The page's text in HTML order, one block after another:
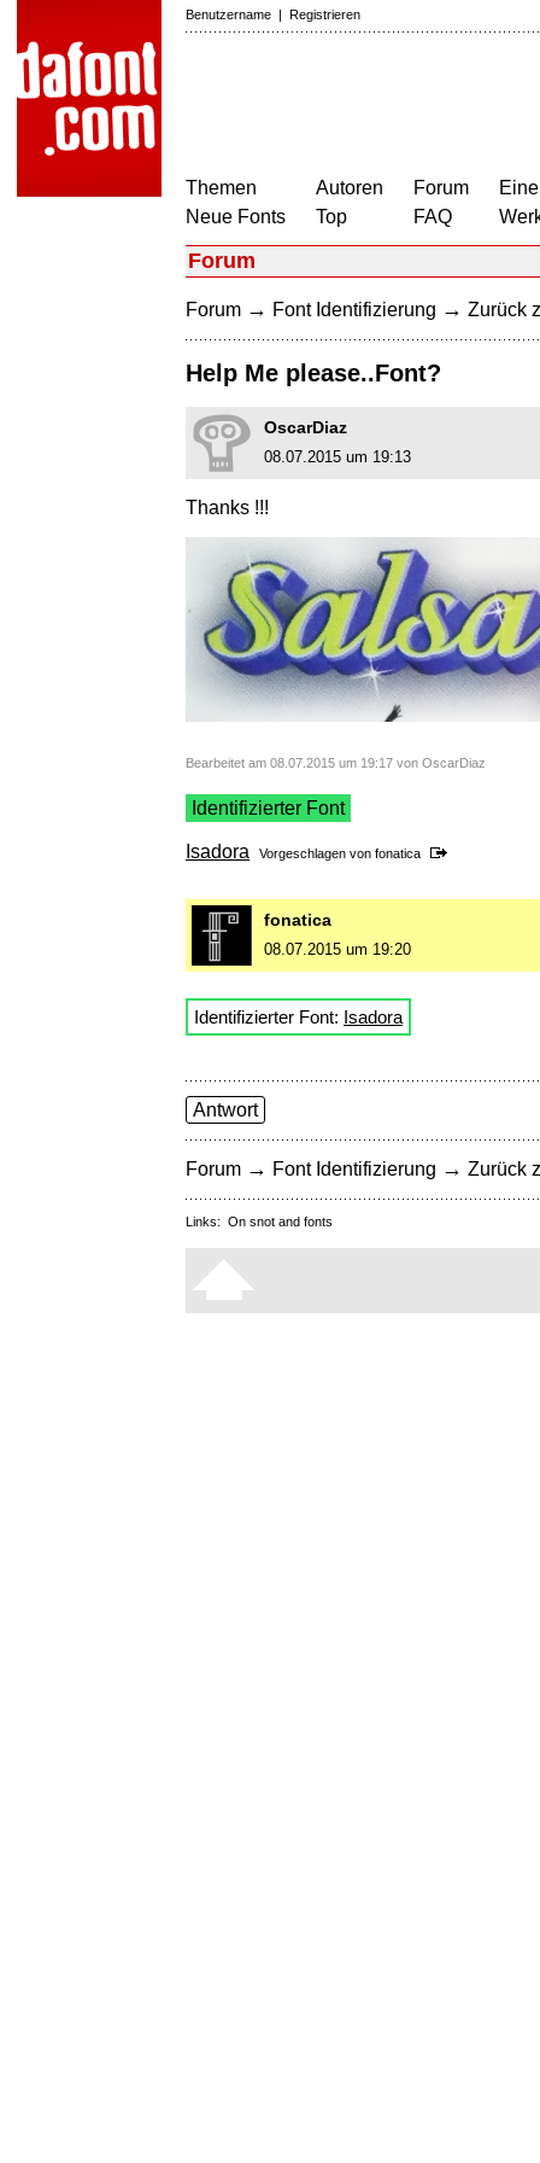
Benutzername | Registrieren
Themen
Neue Fonts
Autoren
Top
Forum
FAQ
Forum
Forum → Font Identifizierung → Zurück
Help Me please..Font?
OscarDiaz
08.07.2015 um 19:13
Thanks !!!
Bearbeitet am 08.07.2015 um 19:17 von OscarDiaz
Identifizierter Font
Isadora Vorgeschlagen von fonatica
fonatica
08.07.2015 um 19:20
Identifizierter Font: Isadora
Antwort
Forum → Font Identifizierung → Zurück
Links: On snot and fonts